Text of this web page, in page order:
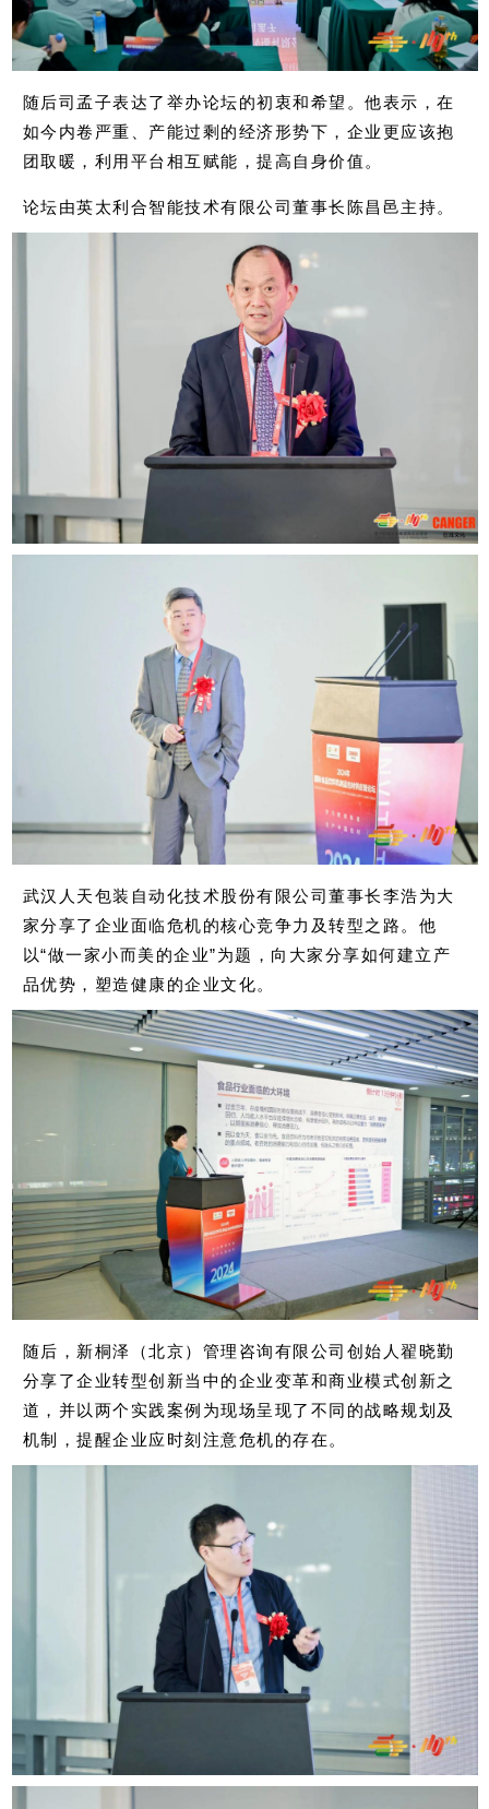
随后司孟子表达了举办论坛的初衷和希望。他表示，在
如今内卷严重、产能过剩的经济形势下，企业更应该抱
团取暖，利用平台相互赋能，提高自身价值。
论坛由英太利合智能技术有限公司董事长陈昌邑主持。
武汉人天包装自动化技术股份有限公司董事长李浩为大
家分享了企业面临危机的核心竞争力及转型之路。他
以“做一家小而美的企业”为题，向大家分享如何建立产
品优势，塑造健康的企业文化。
随后，新桐泽（北京）管理咨询有限公司创始人翟晓勤
分享了企业转型创新当中的企业变革和商业模式创新之
道，并以两个实践案例为现场呈现了不同的战略规划及
机制，提醒企业应时刻注意危机的存在。